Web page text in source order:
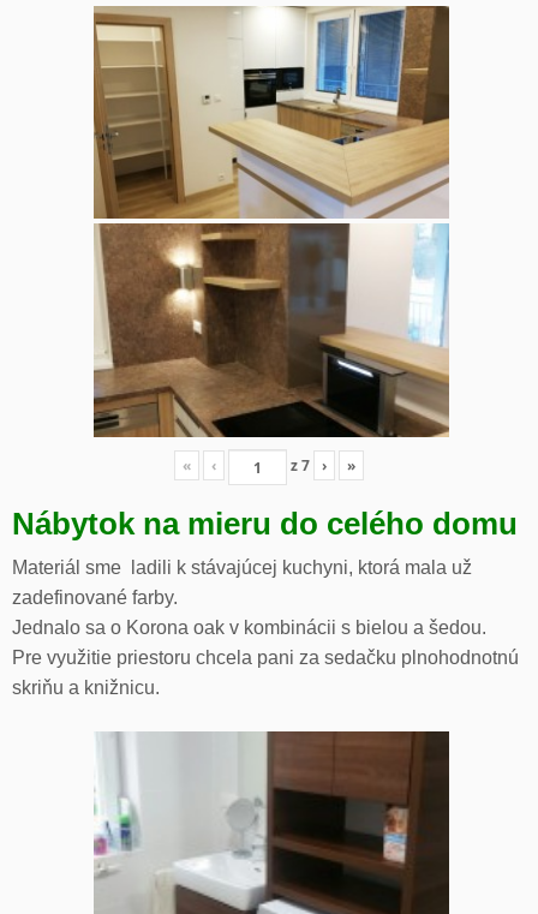
« ‹ z7 › »
Nábytok na mieru do celého domu
Materiál sme ladili k stávajúcej kuchyni, ktorá mala už
zadefinované farby.
Jednalo sa o Korona oak v kombinácii s bielou a šedou.
Pre využitie priestoru chcela pani za sedačku plnohodnotnú
skriňu a knižnicu.